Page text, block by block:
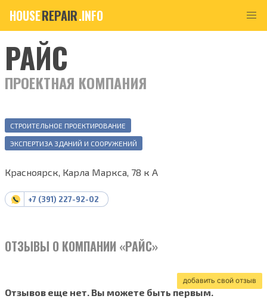
HOUSEREPAIR.INFO
РАЙС
ПРОЕКТНАЯ КОМПАНИЯ
СТРОИТЕЛЬНОЕ ПРОЕКТИРОВАНИЕ
ЭКСПЕРТИЗА ЗДАНИЙ И СООРУЖЕНИЙ
Красноярск, Карла Маркса, 78 к А
+7 (391) 227-92-02
ОТЗЫВЫ О КОМПАНИИ «РАЙС»
добавить свой отзыв
Отзывов еще нет. Вы можете быть первым.